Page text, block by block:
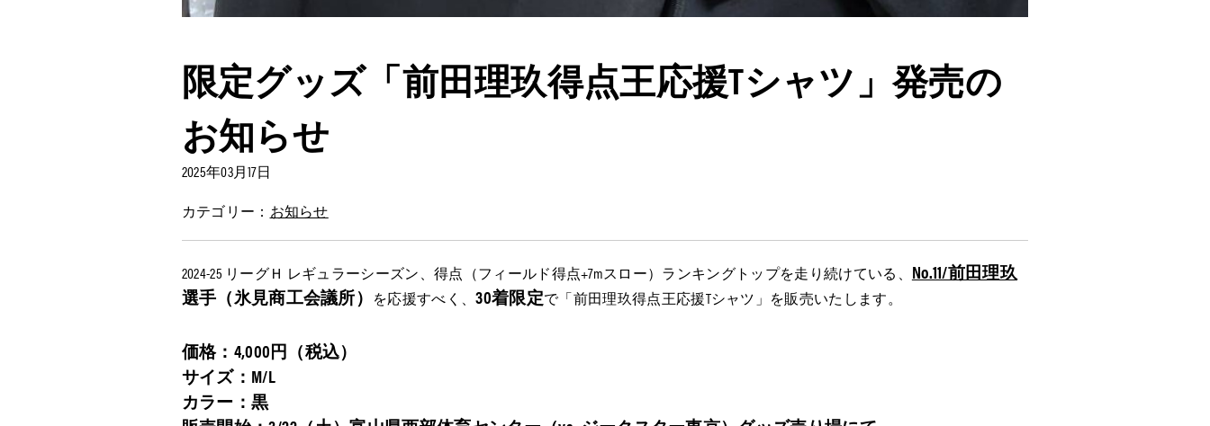
限定グッズ「前⽥理玖得点王応援Tシャツ」発売の
お知らせ
2025年03月17日
カテゴリー： お知らせ
2024-25 リーグＨ レギュラーシーズン、得点（フィールド得点+7mスロー）ランキングトップを走り続けている、 No.11/前⽥理玖
選手（氷⾒商⼯会議所） を応援すべく、30着限定で「前⽥理玖得点王応援Tシャツ」を販売いたします。
価格：4,000円（税込）
サイズ：M/L
カラー：黒